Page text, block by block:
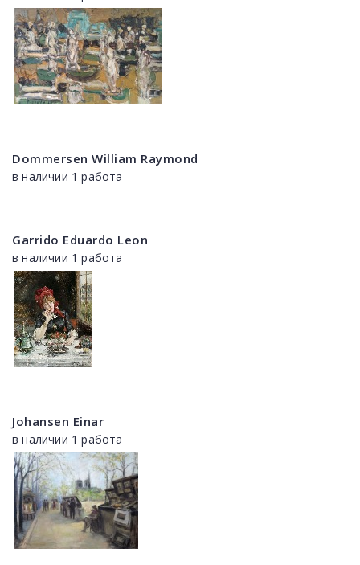
Dommersen William Raymond
в наличии 1 работа
Garrido Eduardo Leon
в наличии 1 работа
Johansen Einar
в наличии 1 работа